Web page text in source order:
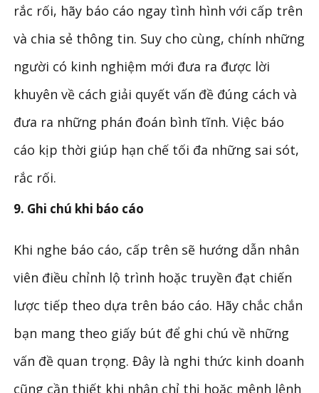
rắc rối, hãy báo cáo ngay tình hình với cấp trên
và chia sẻ thông tin. Suy cho cùng, chính những
người có kinh nghiệm mới đưa ra được lời
khuyên về cách giải quyết vấn đề đúng cách và
đưa ra những phán đoán bình tĩnh. Việc báo
cáo kịp thời giúp hạn chế tối đa những sai sót,
rắc rối.
9. Ghi chú khi báo cáo
Khi nghe báo cáo, cấp trên sẽ hướng dẫn nhân
viên điều chỉnh lộ trình hoặc truyền đạt chiến
lược tiếp theo dựa trên báo cáo. Hãy chắc chắn
bạn mang theo giấy bút để ghi chú về những
vấn đề quan trọng. Đây là nghi thức kinh doanh
cũng cần thiết khi nhận chỉ thị hoặc mệnh lệnh